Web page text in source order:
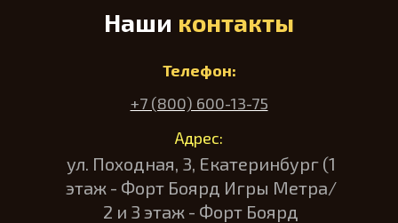
ул. Походная, 3, Екатеринбург (1
этаж - Форт Боярд Игры Метра/
2 и 3 этаж - Форт Боярд
Адрес:
+7 (800) 600-13-75
Телефон:
Наши контакты